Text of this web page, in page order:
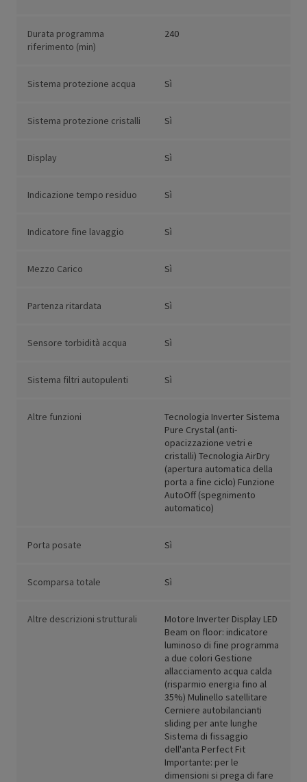
Durata programma
riferimento (min)
240
Sistema protezione acqua Sì
Sistema protezione cristalli Sì
Display Sì
Indicazione tempo residuo Sì
Indicatore fine lavaggio Sì
Mezzo Carico Sì
Partenza ritardata Sì
Sensore torbidità acqua Sì
Sistema filtri autopulenti Sì
Altre funzioni
Tecnologia Inverter Sistema
Pure Crystal (anti-
opacizzazione vetri e
cristalli) Tecnologia AirDry
(apertura automatica della
porta a fine ciclo) Funzione
AutoOff (spegnimento
automatico)
Porta posate Sì
Scomparsa totale Sì
Altre descrizioni strutturali
Motore Inverter Display LED
Beam on floor: indicatore
luminoso di fine programma
a due colori Gestione
allacciamento acqua calda
(risparmio energia fino al
35%) Mulinello satellitare
Cerniere autobilancianti
sliding per ante lunghe
Sistema di fissaggio
dell'anta Perfect Fit
Importante: per le
dimensioni si prega di fare